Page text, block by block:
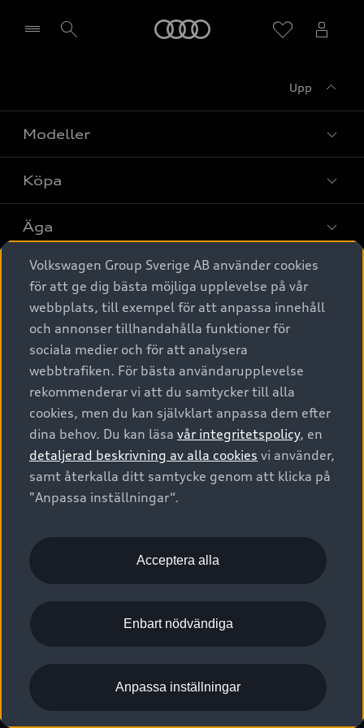
Upp
Modeller
Alla modeller
Elbilar
A6 modellerna
SUV
Avant
Audi Sport
Köpa
Privaterbjudanden
Privatleasing
Nya bilar i lager
Begagnade bilar i lager
Audi approved :plus - så gott som nya
Finansiering
Audi exclusive
Provkörning
Äga
Service & tillbehör
Audi digital services
Originaltillbehör - köp online
Garantier
Försäkring
Digitala manualer för din Audi
Audi Collection – livsstilsartiklar
Vanliga frågor
2G/3G nätet stängs ned - Hur påverkas min bil av detta?
Tjänstebil
Tjänstebil
Business lease online
Företagsleasing
Om Audi Sverige
Kontakta oss
Audi Återförsäljare/-serviceverkstad
myAudi
Pressmeddelanden
Nyhetsbrev
Vårt hållbarhetsarbete
Lediga tjänster huvudkontor
Lediga tjänster hos Audi Återförsäljare
Kommentar till mediauppgifter om dataläcka
© 2026 AUDI SVERIGE. All Rights Reserved.
Utgivare Juridiskt
Juridiskt Audi AG
Juridiskt Audi Digital Giveaway
Anpassa inställningar för cookies
Visselblåsarkanaler
Volkswagen Group Sverige AB använder cookies
för att ge dig bästa möjliga upplevelse på vår
webbplats, till exempel för att anpassa innehåll
och annonser tillhandahålla funktioner för
sociala medier och för att analysera
webbtrafiken. För bästa användarupplevelse
rekommenderar vi att du samtycker till alla
cookies, men du kan självklart anpassa dem efter
dina behov. Du kan läsa vår integritetspolicy, en
detaljerad beskrivning av alla cookies vi använder,
samt återkalla ditt samtycke genom att klicka på
"Anpassa inställningar“.
Acceptera alla
Enbart nödvändiga
Anpassa inställningar